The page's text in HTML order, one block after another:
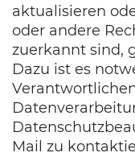
aktualisieren
oder andere
zuerkannt sind,
Dazu ist es
Mail zu